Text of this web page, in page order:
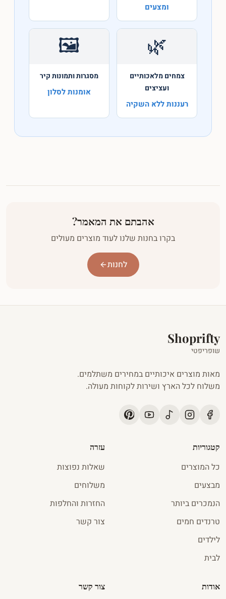
ומצעים
🌿
צמחים מלאכותיים
ועציצים
רעננות ללא השקיה
🖼️
מסגרות ותמונות קיר
אומנות לסלון
אהבתם את המאמר?
בקרו בחנות שלנו לעוד מוצרים מעולים
לחנות
Shoprifty
שופריפטי
מאות מוצרים איכותיים במחירים משתלמים.
משלוח לכל הארץ ושירות לקוחות מעולה.
קטגוריות
כל המוצרים
מבצעים
הנמכרים ביותר
טרנדים חמים
לילדים
לבית
עזרה
שאלות נפוצות
משלוחים
החזרות והחלפות
צור קשר
אודות צור קשר